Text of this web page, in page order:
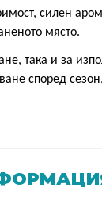
силен
място.
така и за
според